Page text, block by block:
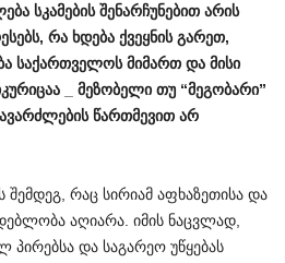
სკამების შენარჩუნებით არის
, რა ხდება ქვეყნის გარეთ,
საქართველოს მიმართ და მისი
მეზობელი თუ “მეგობარი”
წართმევით არ
რაც სირიამ აფხაზეთისა და
აღიარა. იმის ნაცვლად,
და საგარეო უწყებას